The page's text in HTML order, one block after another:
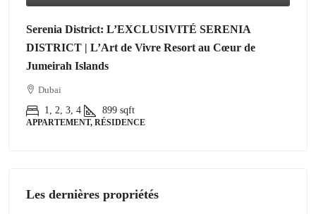
Serenia District: L’EXCLUSIVITÉ SERENIA
DISTRICT | L’Art de Vivre Resort au Cœur de
Jumeirah Islands
Dubai
1, 2, 3, 4
899 sqft
APPARTEMENT, RÉSIDENCE
Les dernières propriétés